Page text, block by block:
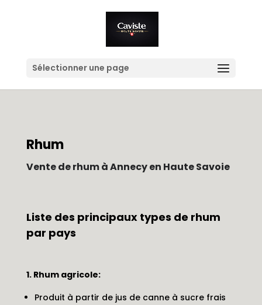
Sélectionner une page
Rhum
Vente de rhum à Annecy en Haute Savoie
Liste des principaux types de rhum
par pays
1. Rhum agricole:
Produit à partir de jus de canne à sucre frais